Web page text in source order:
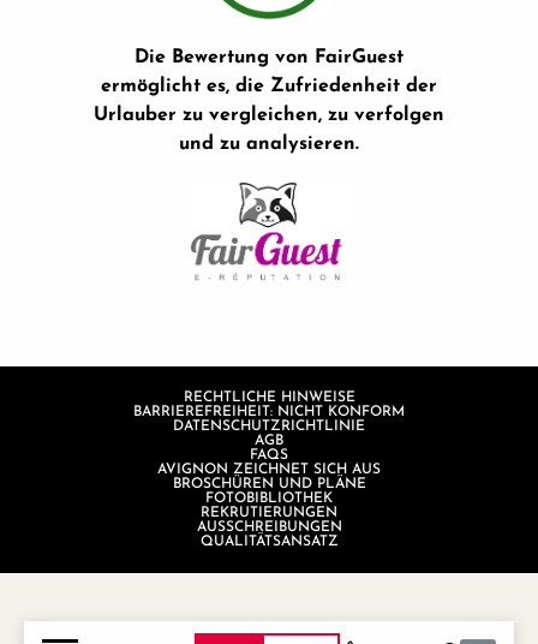
Die Bewertung von FairGuest
ermöglicht es, die Zufriedenheit der
Urlauber zu vergleichen, zu verfolgen
und zu analysieren.
RECHTLICHE HINWEISE
BARRIEREFREIHEIT: NICHT KONFORM
DATENSCHUTZRICHTLINIE
AGB
FAQS
AVIGNON ZEICHNET SICH AUS
BROSCHÜREN UND PLÄNE
FOTOBIBLIOTHEK
REKRUTIERUNGEN
AUSSCHREIBUNGEN
QUALITÄTSANSATZ